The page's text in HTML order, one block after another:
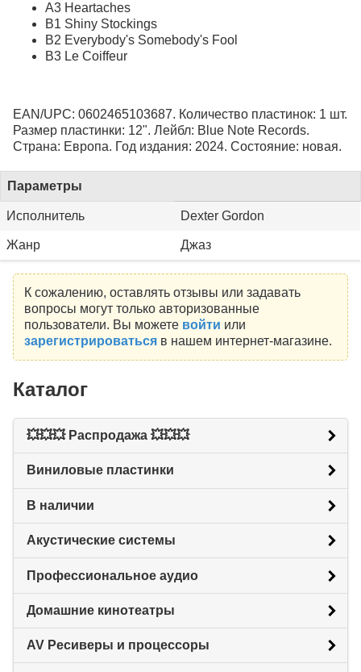
A3 Heartaches
B1 Shiny Stockings
B2 Everybody's Somebody's Fool
B3 Le Coiffeur
EAN/UPC: 0602465103687. Количество пластинок: 1 шт.
Размер пластинки: 12". Лейбл: Blue Note Records.
Страна: Европа. Год издания: 2024. Состояние: новая.
Параметры
Исполнитель Dexter Gordon
Жанр Джаз
К сожалению, оставлять отзывы или задавать
вопросы могут только авторизованные
пользователи. Вы можете войти или
зарегистрироватьсяв нашем интернет-магазине.
Каталог
💥💥💥 Распродажа 💥💥💥
Виниловые пластинки
В наличии
Акустические системы
Профессиональное аудио
Домашние кинотеатры
AV Ресиверы и процессоры